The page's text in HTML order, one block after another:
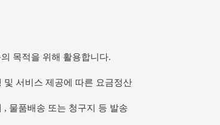
목적을 위해 활용합니다.
서비스 제공에 따른 요금정산
물품배송 또는 청구지 등 발송